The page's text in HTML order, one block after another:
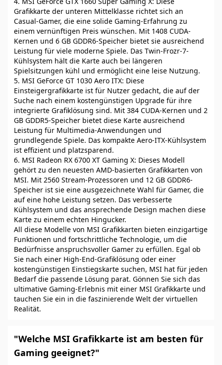
Grafikkarte der unteren Mittelklasse richtet sich an
Casual-Gamer, die eine solide Gaming-Erfahrung zu
einem vernünftigen Preis wünschen. Mit 1408 CUDA-
Kernen und 6 GB GDDR6-Speicher bietet sie ausreichend
Leistung für viele moderne Spiele. Das Twin-Frozr-7-
Kühlsystem hält die Karte auch bei längeren
Spielsitzungen kühl und ermöglicht eine leise Nutzung.
5. MSI GeForce GT 1030 Aero ITX: Diese
Einsteigergrafikkarte ist für Nutzer gedacht, die auf der
Suche nach einem kostengünstigen Upgrade für ihre
integrierte Grafiklösung sind. Mit 384 CUDA-Kernen und 2
GB GDDR5-Speicher bietet diese Karte ausreichend
Leistung für Multimedia-Anwendungen und
grundlegende Spiele. Das kompakte Aero-ITX-Kühlsystem
ist effizient und platzsparend.
6. MSI Radeon RX 6700 XT Gaming X: Dieses Modell
gehört zu den neuesten AMD-basierten Grafikkarten von
MSI. Mit 2560 Stream-Prozessoren und 12 GB GDDR6-
Speicher ist sie eine ausgezeichnete Wahl für Gamer, die
auf eine hohe Leistung setzen. Das verbesserte
Kühlsystem und das ansprechende Design machen diese
Karte zu einem echten Hingucker.
All diese Modelle von MSI Grafikkarten bieten einzigartige
Funktionen und fortschrittliche Technologie, um die
Bedürfnisse anspruchsvoller Gamer zu erfüllen. Egal ob
Sie nach einer High-End-Grafiklösung oder einer
kostengünstigen Einstiegskarte suchen, MSI hat für jeden
Bedarf die passende Lösung parat. Gönnen Sie sich das
ultimative Gaming-Erlebnis mit einer MSI Grafikkarte und
tauchen Sie ein in die faszinierende Welt der virtuellen
Realität.
"Welche MSI Grafikkarte ist am besten für
Gaming geeignet?"